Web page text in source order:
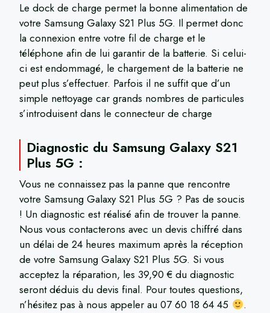
Le dock de charge permet la bonne alimentation de
votre Samsung Galaxy S21 Plus 5G. Il permet donc
la connexion entre votre fil de charge et le
téléphone afin de lui garantir de la batterie. Si celui-
ci est endommagé, le chargement de la batterie ne
peut plus s’effectuer. Parfois il ne suffit que d’un
simple nettoyage car grands nombres de particules
s’introduisent dans le connecteur de charge
Diagnostic du Samsung Galaxy S21
Plus 5G :
Vous ne connaissez pas la panne que rencontre
votre Samsung Galaxy S21 Plus 5G ? Pas de soucis
! Un diagnostic est réalisé afin de trouver la panne.
Nous vous contacterons avec un devis chiffré dans
un délai de 24 heures maximum après la réception
de votre Samsung Galaxy S21 Plus 5G. Si vous
acceptez la réparation, les 39,90 € du diagnostic
seront déduis du devis final. Pour toutes questions,
n’hésitez pas à nous appeler au 07 60 18 64 45
.